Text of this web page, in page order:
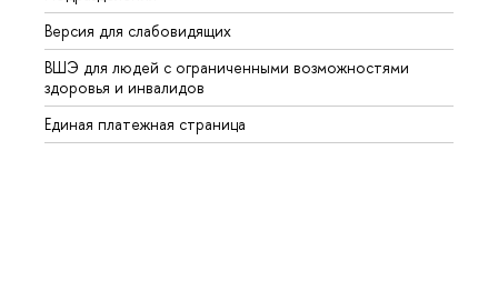
Версия для слабовидящих
ВШЭ для людей с ограниченными возможностями
здоровья и инвалидов
Единая платежная страница